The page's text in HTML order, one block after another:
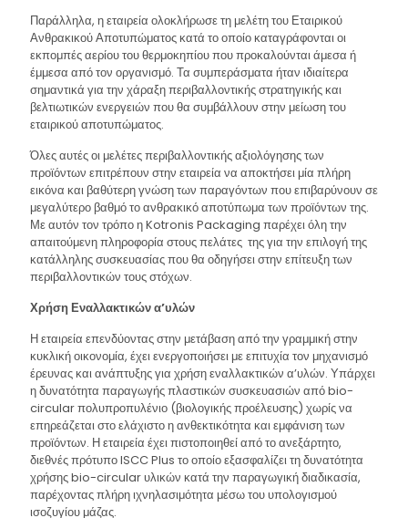
Παράλληλα, η εταιρεία ολοκλήρωσε τη μελέτη του Εταιρικού
Ανθρακικού Αποτυπώματος κατά το οποίο καταγράφονται οι
εκπομπές αερίου του θερμοκηπίου που προκαλούνται άμεσα ή
έμμεσα από τον οργανισμό. Τα συμπεράσματα ήταν ιδιαίτερα
σημαντικά για την χάραξη περιβαλλοντικής στρατηγικής και
βελτιωτικών ενεργειών που θα συμβάλλουν στην μείωση του
εταιρικού αποτυπώματος.
Όλες αυτές οι μελέτες περιβαλλοντικής αξιολόγησης των
προϊόντων επιτρέπουν στην εταιρεία να αποκτήσει μία πλήρη
εικόνα και βαθύτερη γνώση των παραγόντων που επιβαρύνουν σε
μεγαλύτερο βαθμό το ανθρακικό αποτύπωμα των προϊόντων της.
Με αυτόν τον τρόπο η Kotronis Packaging παρέχει όλη την
απαιτούμενη πληροφορία στους πελάτες της για την επιλογή της
κατάλληλης συσκευασίας που θα οδηγήσει στην επίτευξη των
περιβαλλοντικών τους στόχων.
Χρήση Εναλλακτικών α’υλών
Η εταιρεία επενδύοντας στην μετάβαση από την γραμμική στην
κυκλική οικονομία, έχει ενεργοποιήσει με επιτυχία τον μηχανισμό
έρευνας και ανάπτυξης για χρήση εναλλακτικών α’υλών. Υπάρχει
η δυνατότητα παραγωγής πλαστικών συσκευασιών από bio-
circular πολυπροπυλένιο (βιολογικής προέλευσης) χωρίς να
επηρεάζεται στο ελάχιστο η ανθεκτικότητα και εμφάνιση των
προϊόντων. Η εταιρεία έχει πιστοποιηθεί από το ανεξάρτητο,
διεθνές πρότυπο ISCC Plus το οποίο εξασφαλίζει τη δυνατότητα
χρήσης bio-circular υλικών κατά την παραγωγική διαδικασία,
παρέχοντας πλήρη ιχνηλασιμότητα μέσω του υπολογισμού
ισοζυγίου μάζας.